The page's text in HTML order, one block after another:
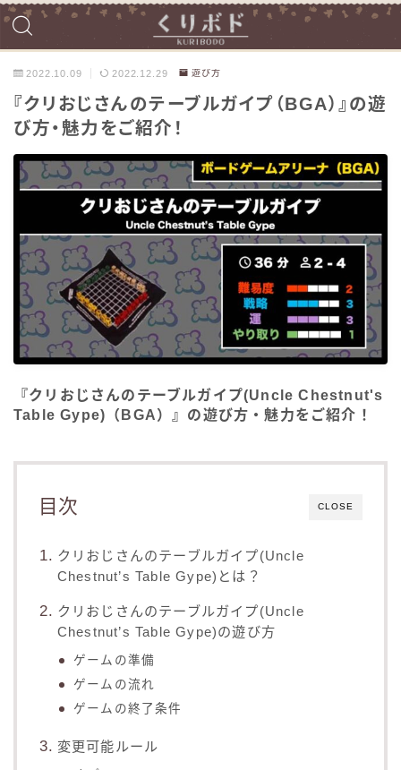
2022.10.09 2022.12.29 遊び方
『クリおじさんのテーブルガイプ（BGA）』の遊
び方・魅力をご紹介！
『クリおじさんのテーブルガイプ(Uncle Chestnut's
Table Gype)（BGA）』の遊び方・魅力をご紹介！
CLOSE
目次
クリおじさんのテーブルガイプ(Uncle
Chestnut’s Table Gype)とは？
クリおじさんのテーブルガイプ(Uncle
Chestnut’s Table Gype)の遊び方
ゲームの準備
ゲームの流れ
ゲームの終了条件
変更可能ルール